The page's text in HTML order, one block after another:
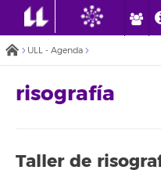
ULL - Agenda
risografía
Taller de